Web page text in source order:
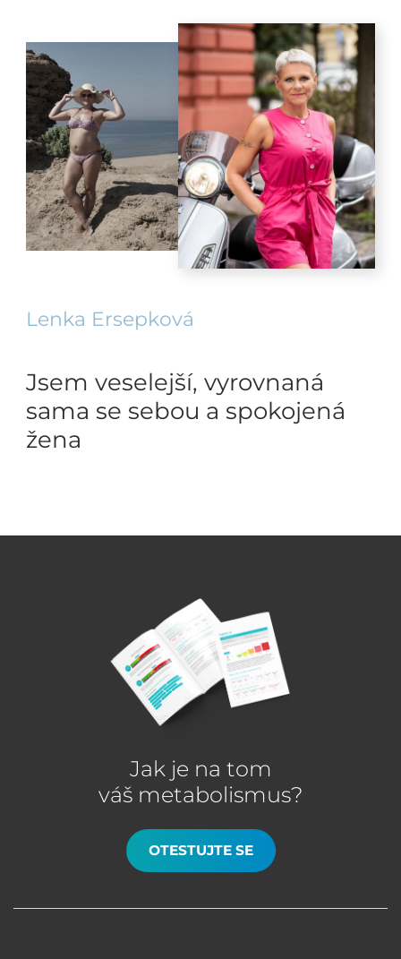
Lenka Ersepková
Jsem veselejší, vyrovnaná
sama se sebou a spokojená
žena
Jak je na tom
váš metabolismus?
OTESTUJTE SE